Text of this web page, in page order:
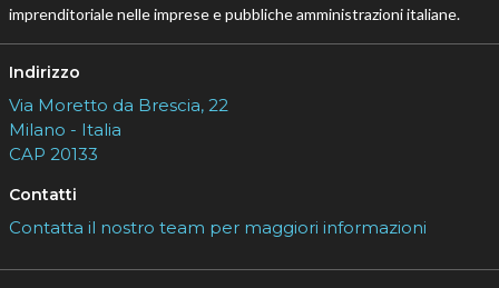
imprenditoriale nelle imprese e pubbliche amministrazioni italiane.
Indirizzo
Via Moretto da Brescia, 22
Milano - Italia
CAP 20133
Contatti
Contatta il nostro team per maggiori informazioni